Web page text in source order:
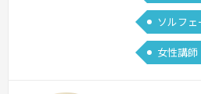
ソルフェ
女性講師